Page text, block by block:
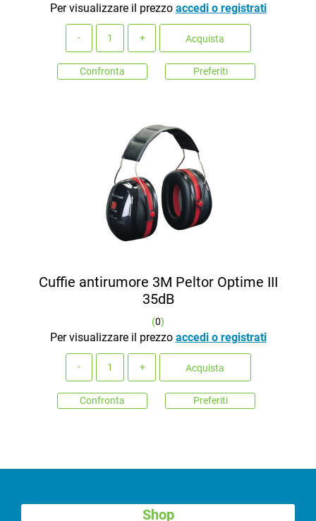
Per visualizzare il prezzo accedi o registrati
Acquista
Confronta Preferiti
Cuffie antirumore 3M Peltor Optime III
35dB
(0)
Per visualizzare il prezzo accedi o registrati
Acquista
Confronta Preferiti
Shop